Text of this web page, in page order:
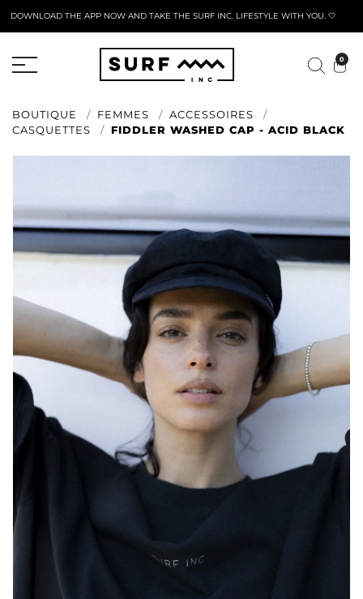
DOWNLOAD THE APP NOW AND TAKE THE SURF INC. LIFESTYLE WITH YOU. 🤍
0
BOUTIQUE FEMMES
ACCESSOIRES
CASQUETTES
FIDDLER WASHED CAP - ACID BLACK
Précédent
FORMULAIRE DE RETOUR ACTIF